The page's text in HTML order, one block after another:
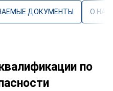
ДОКУМЕНТЫ О
по